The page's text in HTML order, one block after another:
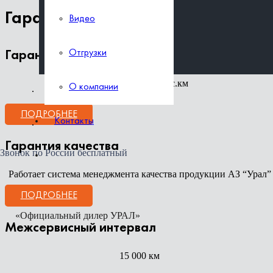
Видео
Отгрузки
О компании
Контакты
«Официальный дилер УРАЛ»
Отгрузки
О компании
Контакты
Звонок по России бесплатный
Гарантия и сервисное
Гарантия на автомобиль
2 года* или 100 тыс.км
ПОДРОБНЕЕ
Гарантия качества
Работает система менеджмента качества продукции АЗ “Урал”
ПОДРОБНЕЕ
Межсервисный интервал
15 000 км